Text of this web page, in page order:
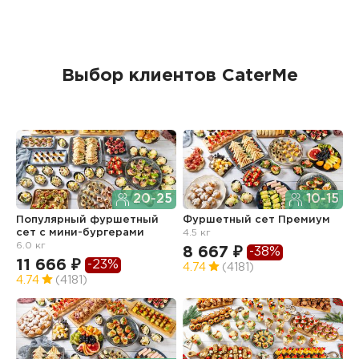
Выбор клиентов CaterMe
20-25
Популярный фуршетный
сет c мини-бургерами
6.0 кг
11 666 ₽ -23%
4.74 (4181)
10-15
Фуршетный сет Премиум
4.5 кг
8 667 ₽ -38%
4.74 (4181)